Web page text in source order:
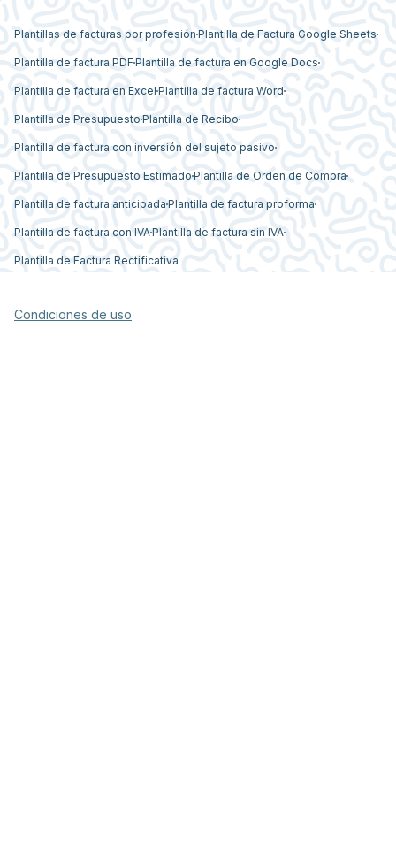
Plantillas de facturas por profesión Plantilla de Factura Google Sheets
Plantilla de factura PDF Plantilla de factura en Google Docs
Plantilla de factura en Excel Plantilla de factura Word
Plantilla de Presupuesto Plantilla de Recibo
Plantilla de factura con inversión del sujeto pasivo
Plantilla de Presupuesto Estimado Plantilla de Orden de Compra
Plantilla de factura anticipada Plantilla de factura proforma
Plantilla de factura con IVAPlantilla de factura sin IVA
Plantilla de Factura Rectificativa
Condiciones de uso